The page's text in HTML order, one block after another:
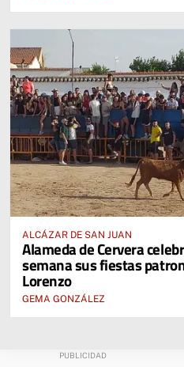
ALCÁZAR DE SAN JUAN
Alameda de Cervera
semana sus fiestas
Lorenzo
GEMA GONZÁLEZ